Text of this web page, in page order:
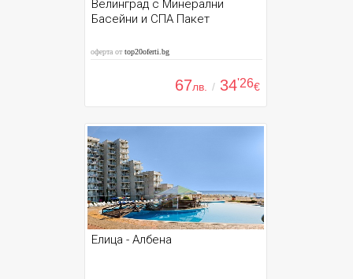
Велинград с Минерални
Басейни и СПА Пакет
оферта отtop20oferti.bg
67лв. / 34'26€
Елица - Албена